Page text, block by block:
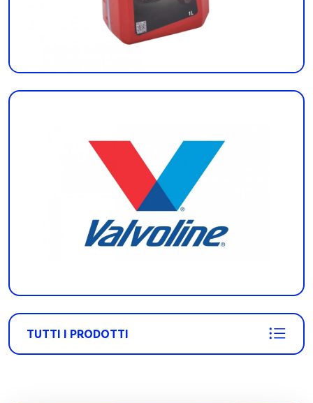
TUTTI I PRODOTTI